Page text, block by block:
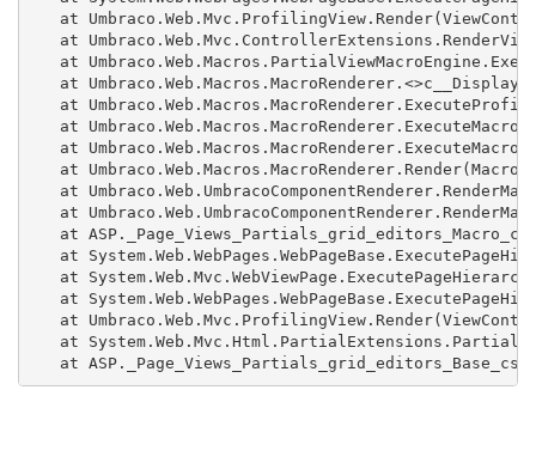
at
at
at
at
at
at
at
at
at
at
at
at
at
at
at
at
at